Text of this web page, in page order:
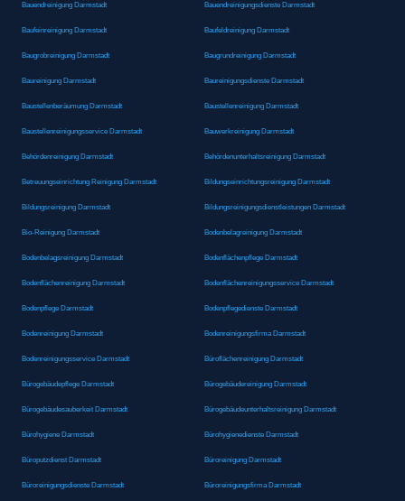
Bauendreinigung Darmstadt Bauendreinigungsdienste Darmstadt
Baufeinreinigung Darmstadt Baufeldreinigung Darmstadt
Baugrobreinigung Darmstadt Baugrundreinigung Darmstadt
Baureinigung Darmstadt Baureinigungsdienste Darmstadt
Baustellenberäumung Darmstadt Baustellenreinigung Darmstadt
Baustellenreinigungsservice Darmstadt Bauwerkreinigung Darmstadt
Behördenreinigung Darmstadt Behördenunterhaltsreinigung Darmstadt
Betreuungseinrichtung Reinigung Darmstadt Bildungseinrichtungsreinigung Darmstadt
Bildungsreinigung Darmstadt Bildungsreinigungsdienstleistungen Darmstadt
Bio-Reinigung Darmstadt Bodenbelagreinigung Darmstadt
Bodenbelagsreinigung Darmstadt Bodenflächenpflege Darmstadt
Bodenflächenreinigung Darmstadt Bodenflächenreinigungsservice Darmstadt
Bodenpflege Darmstadt Bodenpflegedienste Darmstadt
Bodenreinigung Darmstadt Bodenreinigungsfirma Darmstadt
Bodenreinigungsservice Darmstadt Büroflächenreinigung Darmstadt
Bürogebäudepflege Darmstadt Bürogebäudereinigung Darmstadt
Bürogebäudesauberkeit Darmstadt Bürogebäudeunterhaltsreinigung Darmstadt
Bürohygiene Darmstadt Bürohygienedienste Darmstadt
Büroputzdienst Darmstadt Büroreinigung Darmstadt
Büroreinigungsdienste Darmstadt Büroreinigungsfirma Darmstadt